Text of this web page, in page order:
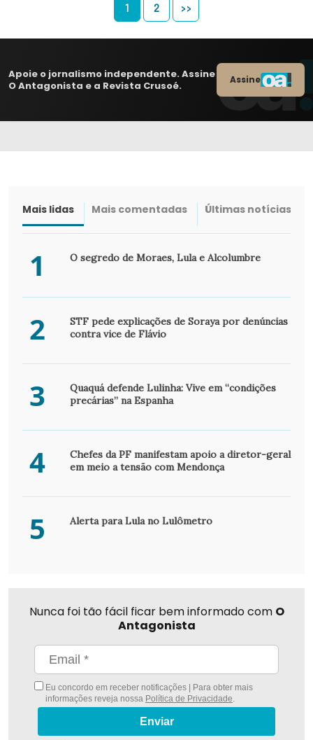
1 2 >>
Apoie o jornalismo independente. Assine
O Antagonista e a Revista Crusoé.
Assine
Mais lidas Mais comentadas Últimas notícias
1 O segredo de Moraes, Lula e Alcolumbre
2
STF pede explicações de Soraya por denúncias
contra vice de Flávio
3
Quaquá defende Lulinha: Vive em “condições
precárias” na Espanha
4
Chefes da PF manifestam apoio a diretor-geral
em meio a tensão com Mendonça
5 Alerta para Lula no Lulômetro
Nunca foi tão fácil ficar bem informado com O
Antagonista
Eu concordo em receber notificações | Para obter mais
informações reveja nossa Política de Privacidade.
Enviar